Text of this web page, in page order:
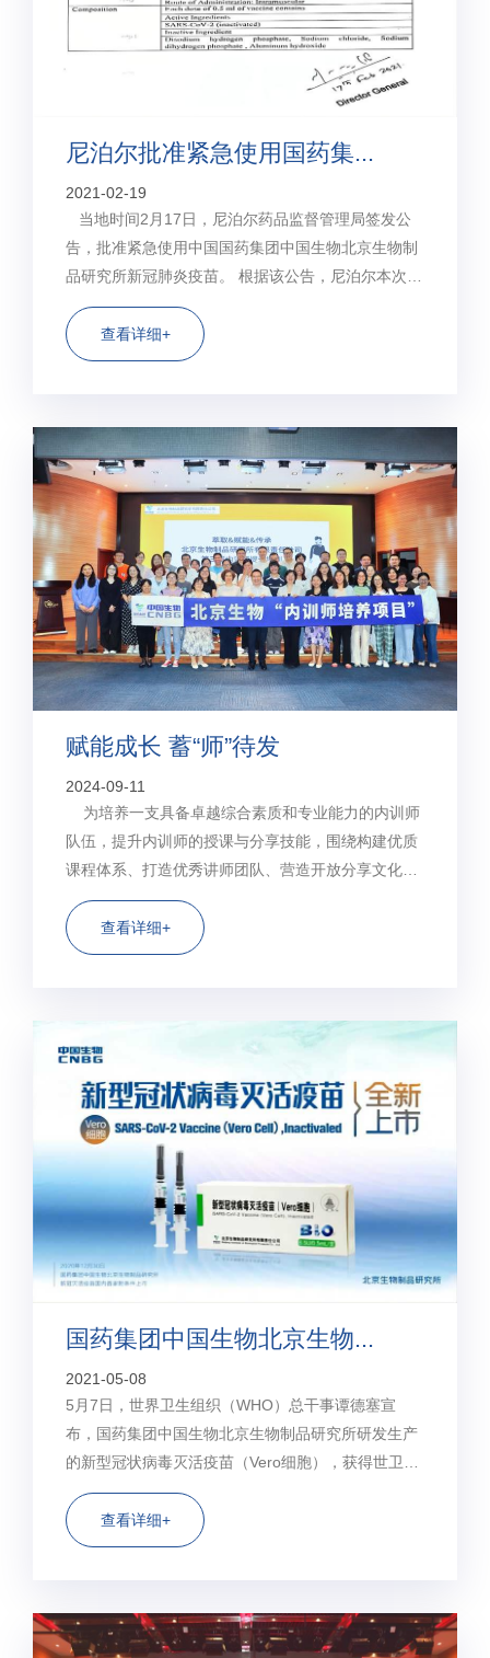
尼泊尔批准紧急使用国药集...
2021-02-19
当地时间2月17日，尼泊尔药品监督管理局签发公
告，批准紧急使用中国国药集团中国生物北京生物制
品研究所新冠肺炎疫苗。 根据该公告，尼泊尔本次批
准紧急使用的是北京生物制品研究所生产的新型冠状
查看详细+
赋能成长 蓄“师”待发
2024-09-11
为培养一支具备卓越综合素质和专业能力的内训师
队伍，提升内训师的授课与分享技能，围绕构建优质
课程体系、打造优秀讲师团队、营造开放分享文化的
目标，北京生物制品研究所人力资源部于2024年8月
22日至23日举办了第三期内训师专题培训班，共计57
查看详细+
国药集团中国生物北京生物...
2021-05-08
5月7日，世界卫生组织（WHO）总干事谭德塞宣
布，国药集团中国生物北京生物制品研究所研发生产
的新型冠状病毒灭活疫苗（Vero细胞），获得世卫组
织紧急使用授权，纳入全球“紧急使用清
单”（EUL）。这款疫苗是世卫组织认证的安全有效的
高质量疫苗。 这是世卫组织批准的中国新冠疫苗紧急
查看详细+